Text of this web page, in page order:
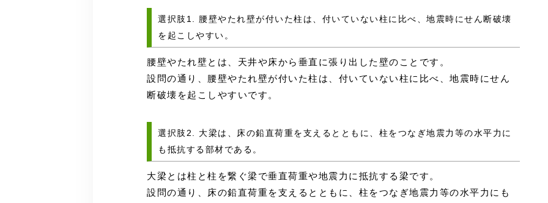
選択肢1. 腰壁やたれ壁が付いた柱は、付いていない柱に比べ、地震時にせん断破壊
を起こしやすい。
腰壁やたれ壁とは、天井や床から垂直に張り出した壁のことです。
設問の通り、 腰壁やたれ壁が付いた柱は、付いていない柱に比べ、地震時にせん
断破壊を起こしやすいです。
選択肢2. 大梁は、床の鉛直荷重を支えるとともに、柱をつなぎ地震力等の水平力に
も抵抗する部材である。
大梁とは柱と柱を繋ぐ梁で垂直荷重や地震力に抵抗する梁です。
設問の通り、
床の鉛直荷重を支えるとともに、柱をつなぎ地震力等の水平力にも